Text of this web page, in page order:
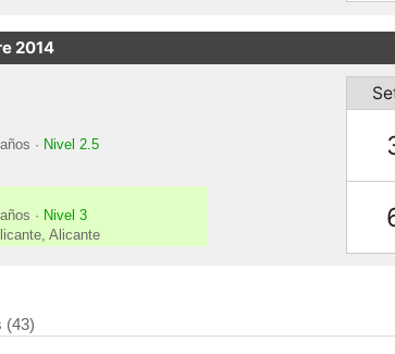
2014
· Nivel 2.5
· Nivel 3
Alicante
(43)